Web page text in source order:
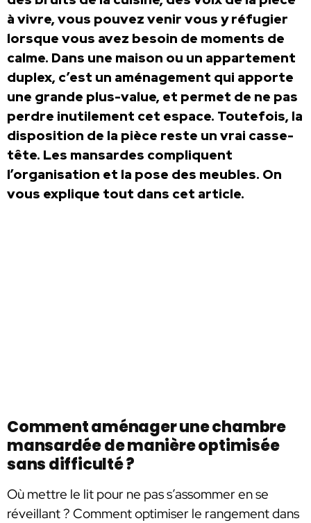
à vivre, vous pouvez venir vous y réfugier
lorsque vous avez besoin de moments de
calme. Dans une maison ou un appartement
duplex, c’est un aménagement qui apporte
une grande plus-value, et permet de ne pas
perdre inutilement cet espace. Toutefois, la
disposition de la pièce reste un vrai casse-
tête. Les mansardes compliquent
l’organisation et la pose des meubles. On
vous explique tout dans cet article.
Comment aménager une chambre
mansardée de manière optimisée
sans difficulté ?
Où mettre le lit pour ne pas s’assommer en se
réveillant ? Comment optimiser le rangement dans